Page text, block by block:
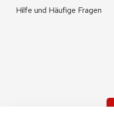
Hilfe und Häufige Fragen